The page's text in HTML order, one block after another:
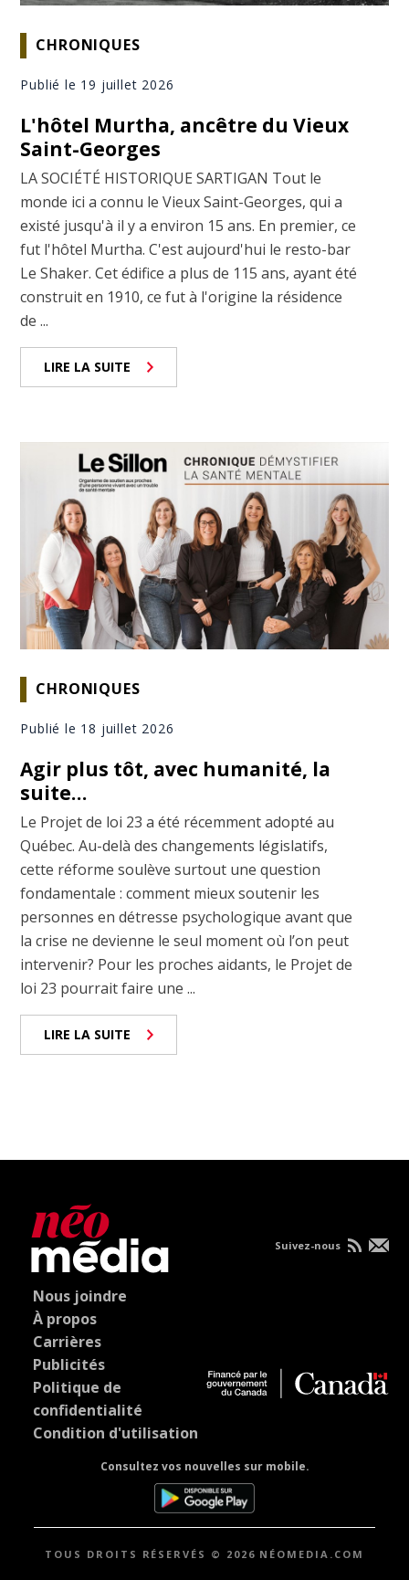
CHRONIQUES
Publié le 19 juillet 2026
L'hôtel Murtha, ancêtre du Vieux
Saint-Georges
LA SOCIÉTÉ HISTORIQUE SARTIGAN Tout le
monde ici a connu le Vieux Saint-Georges, qui a
existé jusqu'à il y a environ 15 ans. En premier, ce
fut l'hôtel Murtha. C'est aujourd'hui le resto-bar
Le Shaker. Cet édifice a plus de 115 ans, ayant été
construit en 1910, ce fut à l'origine la résidence
de ...
LIRE LA SUITE
CHRONIQUES
Publié le 18 juillet 2026
Agir plus tôt, avec humanité, la
suite…
Le Projet de loi 23 a été récemment adopté au
Québec. Au-delà des changements législatifs,
cette réforme soulève surtout une question
fondamentale : comment mieux soutenir les
personnes en détresse psychologique avant que
la crise ne devienne le seul moment où l’on peut
intervenir? Pour les proches aidants, le Projet de
loi 23 pourrait faire une ...
LIRE LA SUITE
Nous joindre
À propos
Carrières
Publicités
Politique de
confidentialité
Condition d'utilisation
Consultez vos nouvelles sur mobile.
Suivez-nous
TOUS DROITS RÉSERVÉS © 2026 NÉOMEDIA.COM